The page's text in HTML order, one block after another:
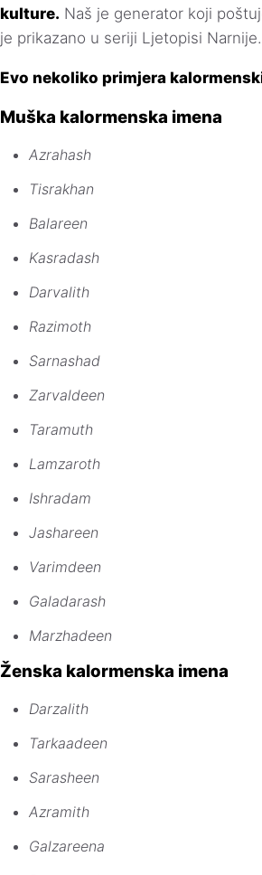
kulture. Naš je generator koji
je prikazano u seriji Ljetopisi Narnije.
Evo nekoliko primjera
Muška kalormenska imena
Azrahash
Tisrakhan
Balareen
Kasradash
Darvalith
Razimoth
Sarnashad
Zarvaldeen
Taramuth
Lamzaroth
Ishradam
Jashareen
Varimdeen
Galadarash
Marzhadeen
Ženska kalormenska imena
Darzalith
Tarkaadeen
Sarasheen
Azramith
Galzareena